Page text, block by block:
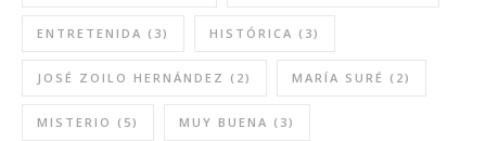
ENTRETENIDA (3) HISTÓRICA (3)
JOSÉ ZOILO HERNÁNDEZ (2) MARÍA SURÉ (2)
MISTERIO (5) MUY BUENA (3)